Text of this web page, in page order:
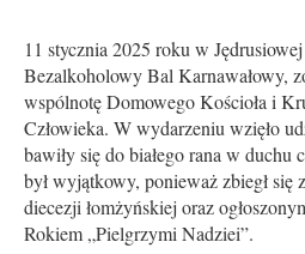
11 stycznia 2025 roku w
Bezalkoholowy Bal Karnawałowy,
wspólnotę Domowego Kościoła i
Człowieka. W wydarzeniu wzięło
bawiły się do białego rana w duchu
był wyjątkowy, ponieważ zbiegł się
diecezji łomżyńskiej oraz
Rokiem „Pielgrzymi Nadziei”.